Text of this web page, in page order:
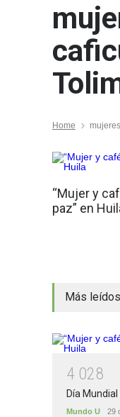
Home
“Mujer y
paz” en
Más leídos
4 028
Día
Mundo U 29